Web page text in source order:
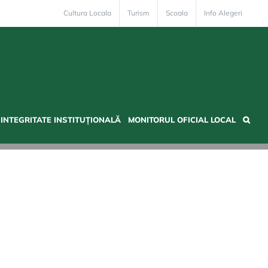
Cultura Locala Turism Scoala Info Alegeri
INTEGRITATE INSTITUȚIONALĂ MONITORUL OFICIAL LOCAL